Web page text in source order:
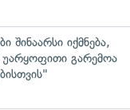
შინაარსი იქმნება,
გარემოა